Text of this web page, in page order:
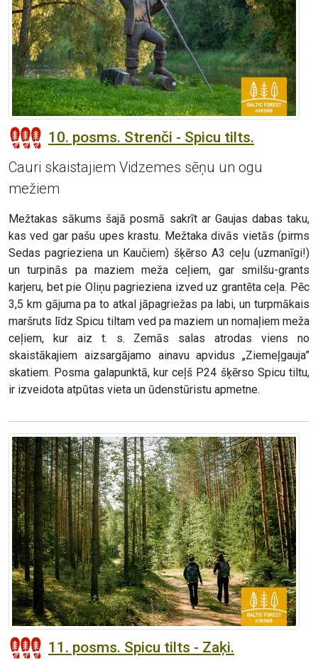
10. posms. Strenči - Spicu tilts.
Cauri skaistajiem Vidzemes sēņu un ogu
mežiem
Mežtakas sākums šajā posmā sakrīt ar Gaujas dabas taku,
kas ved gar pašu upes krastu. Mežtaka divās vietās (pirms
Sedas pagrieziena un Kaučiem) šķērso A3 ceļu (uzmanīgi!)
un turpinās pa maziem meža ceļiem, gar smilšu-grants
karjeru, bet pie Oliņu pagrieziena izved uz grantēta ceļa. Pēc
3,5 km gājuma pa to atkal jāpagriežas pa labi, un turpmākais
maršruts līdz Spicu tiltam ved pa maziem un nomaļiem meža
ceļiem, kur aiz t. s. Zemās salas atrodas viens no
skaistākajiem aizsargājamo ainavu apvidus „Ziemeļgauja”
skatiem. Posma galapunktā, kur ceļš P24 šķērso Spicu tiltu,
ir izveidota atpūtas vieta un ūdenstūristu apmetne.
11. posms. Spicu tilts - Zaķi.